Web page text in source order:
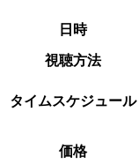
日時
視聴方法
タイムスケジュール
価格